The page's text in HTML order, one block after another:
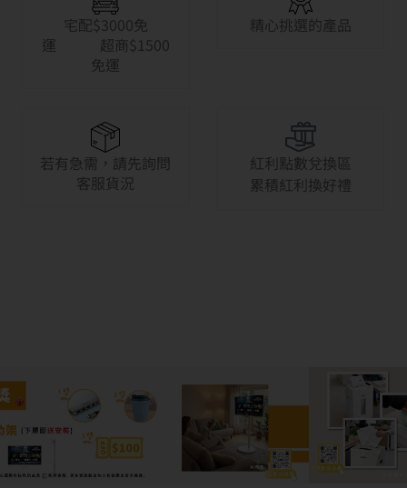
宅配$3000免
運 超商$1500
免運
精心挑選的產品
若有急需，請先詢問
客服貨況
紅利點數兌換區
累積紅利換好禮